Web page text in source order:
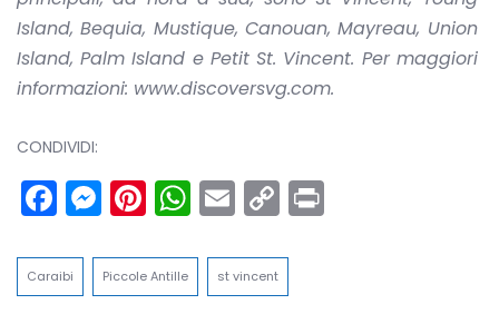
Island, Bequia, Mustique, Canouan, Mayreau, Union
Island, Palm Island e Petit St. Vincent. Per maggiori
informazioni: www.discoversvg.com.
CONDIVIDI:
Facebook
Messenger
Pinterest
WhatsApp
Email
Copy
Link
Caraibi Piccole Antille st vincent